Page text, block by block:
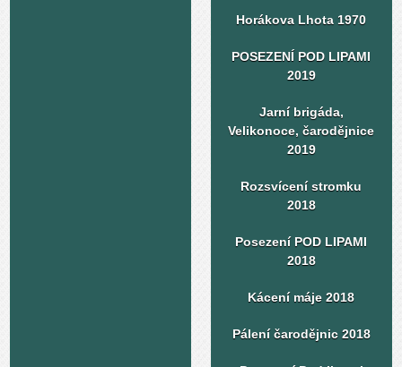
Horákova Lhota 1970
POSEZENÍ POD LIPAMI
2019
Jarní brigáda,
Velikonoce, čarodějnice
2019
Rozsvícení stromku
2018
Posezení POD LIPAMI
2018
Kácení máje 2018
Pálení čarodějnic 2018